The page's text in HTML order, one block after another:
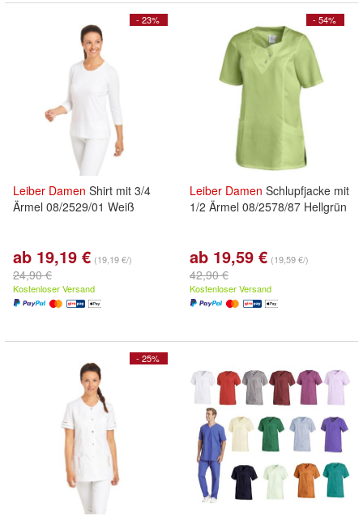
- 23%
Leiber Damen Shirt mit 3/4
Ärmel 08/2529/01 Weiß
ab 19,19 € (19,19 €/)
24,90 €
Kostenloser Versand
- 54%
Leiber Damen Schlupfjacke mit
1/2 Ärmel 08/2578/87 Hellgrün
ab 19,59 € (19,59 €/)
42,90 €
Kostenloser Versand
- 25%